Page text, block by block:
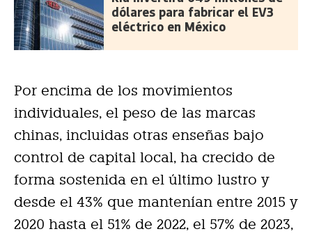
dólares para fabricar el EV3
eléctrico en México
Por encima de los movimientos
individuales, el peso de las marcas
chinas, incluidas otras enseñas bajo
control de capital local, ha crecido de
forma sostenida en el último lustro y
desde el 43% que mantenían entre 2015 y
2020 hasta el 51% de 2022, el 57% de 2023,